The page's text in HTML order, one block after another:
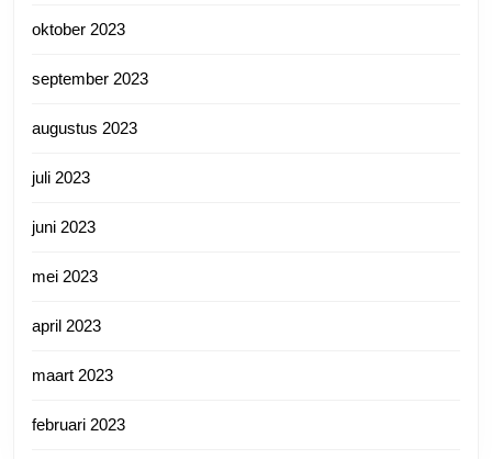
oktober 2023
september 2023
augustus 2023
juli 2023
juni 2023
mei 2023
april 2023
maart 2023
februari 2023